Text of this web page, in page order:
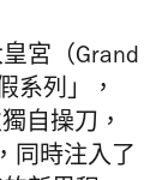
宮（Grand
系列」，
自操刀，
同時注入了